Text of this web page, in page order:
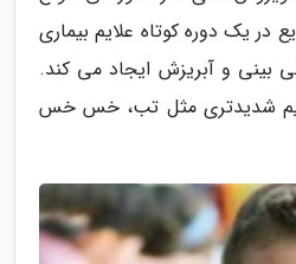
در یک دوره کوتاه علایم بیماری
بینی و آبریزش ایجاد می کند.
شدیدتری مثل تب، خس خس